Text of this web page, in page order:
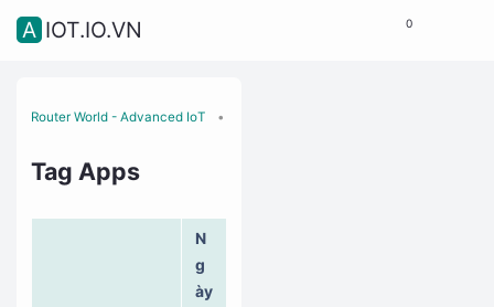
AIOT.IO.VN 0
Router World - Advanced IoT
Tag Apps
N
g
ày